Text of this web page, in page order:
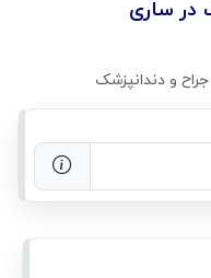
در ساری
جراح و دندانپزشک